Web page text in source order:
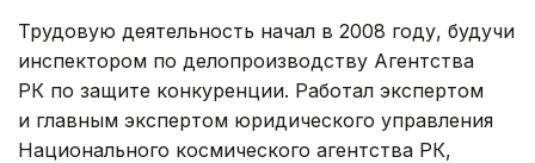
Трудовую деятельность начал в 2008 году, будучи
инспектором по делопроизводству Агентства
РК по защите конкуренции. Работал экспертом
и главным экспертом юридического управления
Национального космического агентства РК,